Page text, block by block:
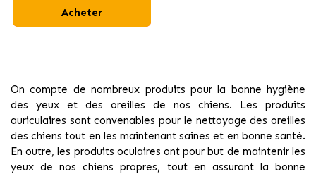
Acheter
On compte de nombreux produits pour la bonne hygiène
des yeux et des oreilles de nos chiens. Les produits
auriculaires sont convenables pour le nettoyage des oreilles
des chiens tout en les maintenant saines et en bonne santé.
En outre, les produits oculaires ont pour but de maintenir les
yeux de nos chiens propres, tout en assurant la bonne